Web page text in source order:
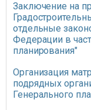
Заключение на
отдельные
Федерации в
планирования"
Организация
подрядных
Генерального